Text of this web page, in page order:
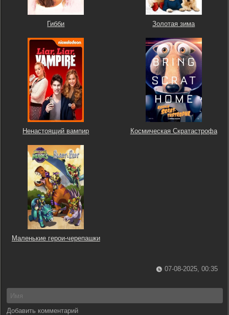
Гибби Золотая зима
Ненастоящий вампир Космическая Скратастрофа
Маленькие герои-черепашки
07-08-2025, 00:35
Добавить комментарий